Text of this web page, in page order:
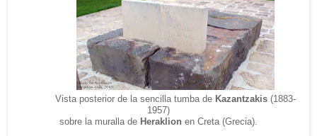
Vista posterior de la sencilla tumba de Kazantzakis (1883-
1957)
sobre la muralla de Heraklion en Creta (Grecia).